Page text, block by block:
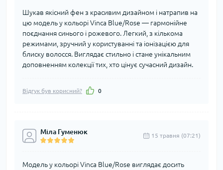
Шукав якісний фен з красивим дизайном і натрапив на
цю модель у кольорі Vinca Blue/Rose — гармонійне
поєднання синього і рожевого. Легкий, з кількома
режимами, зручний у користуванні та іонізацією для
блиску волосся. Виглядає стильно і стане унікальним
доповненням колекції тих, хто цінує сучасний дизайн.
Відгук був корисний? 0
Міла Гуменюк 15 травня (07:21)
Модель у кольорі Vinca Blue/Rose виглядає досить